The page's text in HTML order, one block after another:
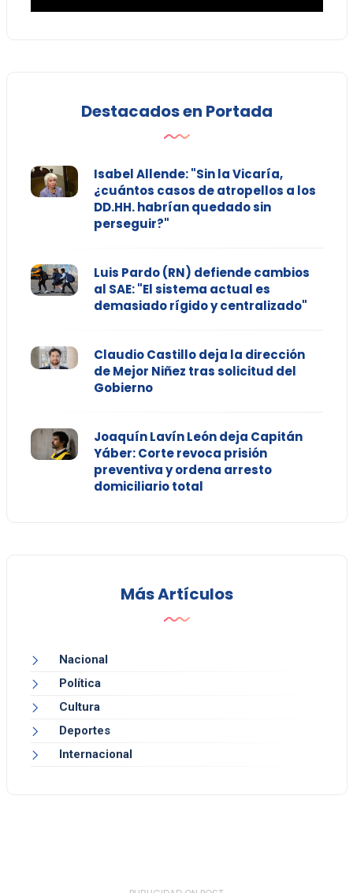
Destacados en Portada
Isabel Allende: "Sin la Vicaría,
¿cuántos casos de atropellos a los
DD.HH. habrían quedado sin
perseguir?"
Luis Pardo (RN) defiende cambios
al SAE: "El sistema actual es
demasiado rígido y centralizado"
Claudio Castillo deja la dirección
de Mejor Niñez tras solicitud del
Gobierno
Joaquín Lavín León deja Capitán
Yáber: Corte revoca prisión
preventiva y ordena arresto
domiciliario total
Más Artículos
Nacional
Política
Cultura
Deportes
Internacional